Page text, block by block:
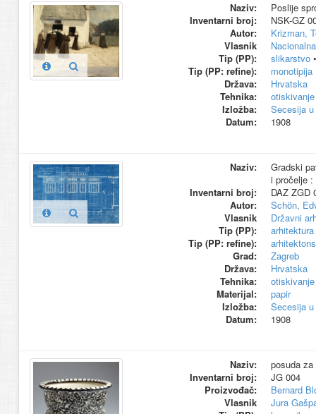
Naziv:
Poslije
Inventarni broj:
NSK-GZ
Autor:
Krizman,
Vlasnik
Tip (PP):
slikarstvo
Tip (PP: refine):
monotipija
Država:
Hrvatska
Tehnika:
otiskivanje
Izložba:
Secesija
Datum:
1908
Naziv:
Gradski
i pročelje :
Inventarni broj:
DAZ ZGD
Autor:
Schön,
Vlasnik
Državni
Tip (PP):
arhitektura
Tip (PP: refine):
Grad:
Zagreb
Država:
Hrvatska
Tehnika:
otiskivanje
Materijal:
papir
Izložba:
Secesija
Datum:
1908
Naziv:
posuda
Inventarni broj:
JG 004
Proizvođač:
Bernard
Vlasnik
Jura